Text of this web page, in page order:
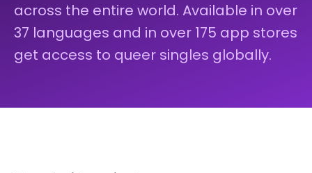
across the entire world. Available in over
37 languages and in over 175 app stores
get access to queer singles globally.